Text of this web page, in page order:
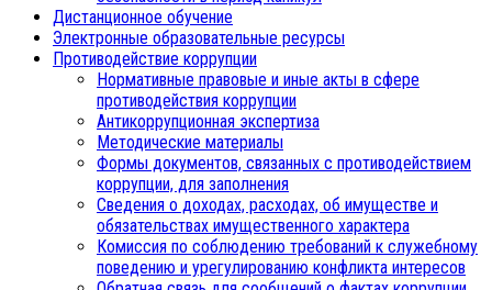
Дистанционное обучение
Электронные образовательные ресурсы
Противодействие коррупции
Нормативные правовые и иные акты в сфере
противодействия коррупции
Антикоррупционная экспертиза
Методические материалы
Формы документов, связанных с противодействием
коррупции, для заполнения
Сведения о доходах, расходах, об имуществе и
обязательствах имущественного характера
Комиссия по соблюдению требований к служебному
поведению и урегулированию конфликта интересов